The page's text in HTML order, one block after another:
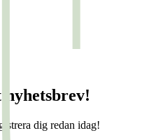
dig redan idag!